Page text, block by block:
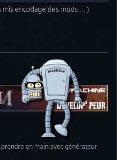
encodage des mods ... )
en main avec générateur